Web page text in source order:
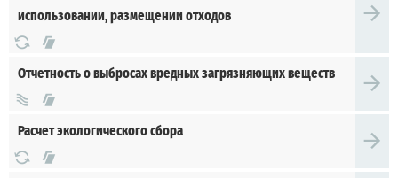
использовании, размещении отходов
Отчетность о выбросах вредных загрязняющих веществ
Расчет экологического сбора